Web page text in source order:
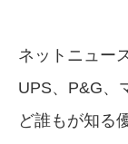
ネットニュー
UPS、P&G、
ど誰もが知る